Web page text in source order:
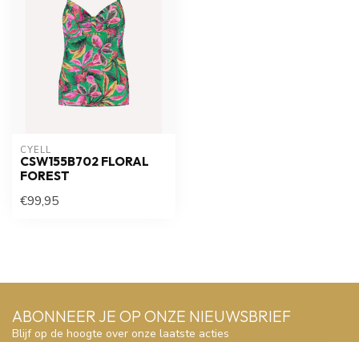
CYELL
CSW155B702 FLORAL
FOREST
€99,95
ABONNEER JE OP ONZE NIEUWSBRIEF
Blijf op de hoogte over onze laatste acties